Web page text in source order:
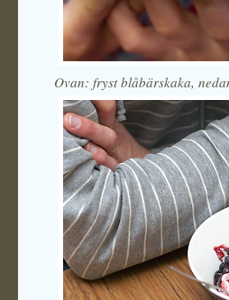
Ovan: fryst blåbärskaka,